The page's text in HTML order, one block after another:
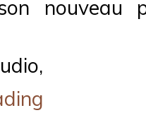
nouveau